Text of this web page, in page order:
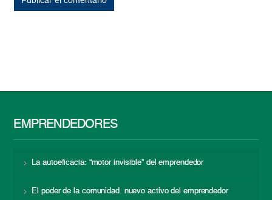
EMPRENDEDORES
La autoeficacia: “motor invisible” del emprendedor
El poder de la comunidad: nuevo activo del emprendedor